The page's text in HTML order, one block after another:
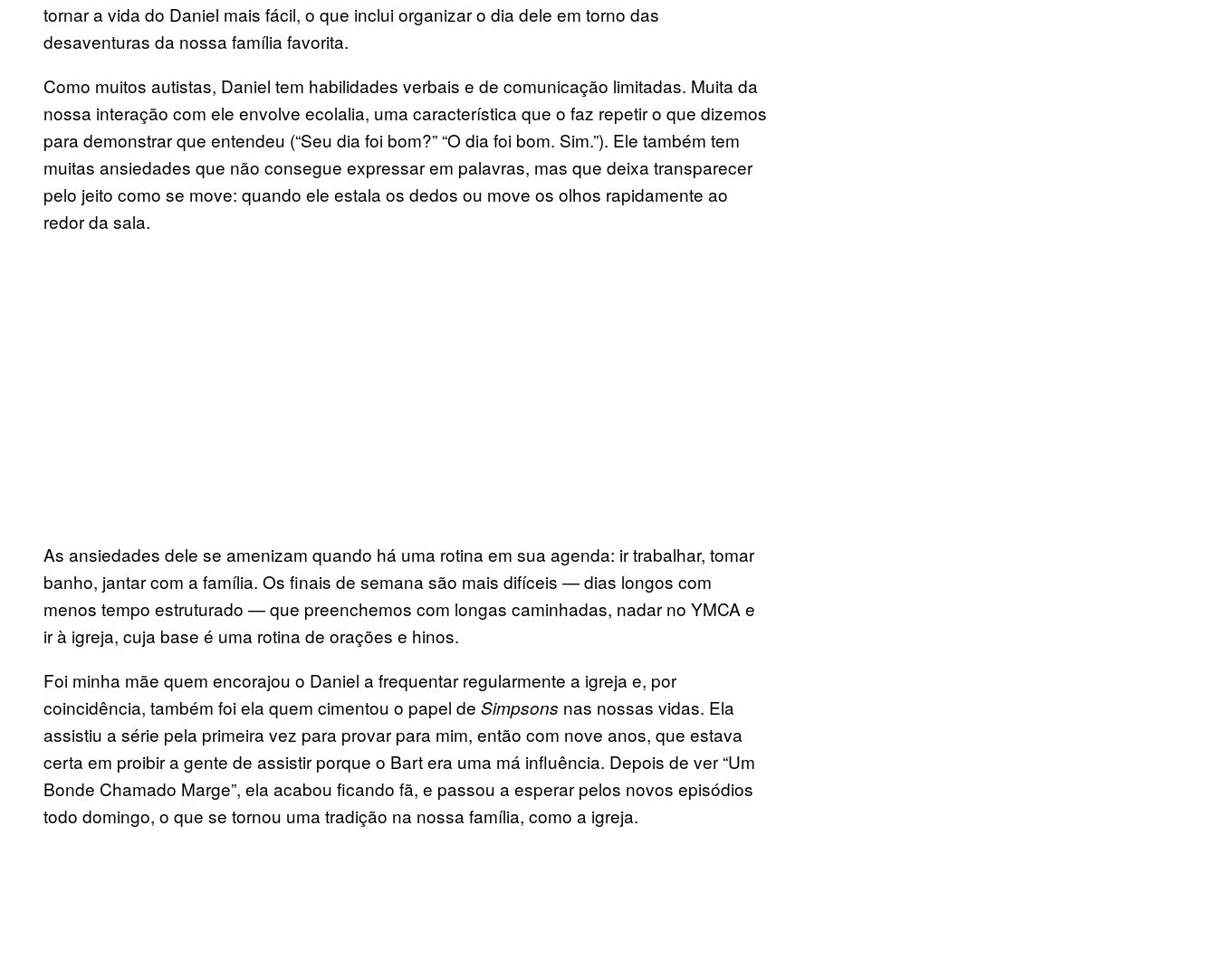
tornar a vida do Daniel mais fácil, o que inclui organizar o dia dele em torno das
desaventuras da nossa família favorita.
Como muitos autistas, Daniel tem habilidades verbais e de comunicação limitadas. Muita da
nossa interação com ele envolve ecolalia, uma característica que o faz repetir o que dizemos
para demonstrar que entendeu (“Seu dia foi bom?” “O dia foi bom. Sim.”). Ele também tem
muitas ansiedades que não consegue expressar em palavras, mas que deixa transparecer
pelo jeito como se move: quando ele estala os dedos ou move os olhos rapidamente ao
redor da sala.
As ansiedades dele se amenizam quando há uma rotina em sua agenda: ir trabalhar, tomar
banho, jantar com a família. Os finais de semana são mais difíceis — dias longos com
menos tempo estruturado — que preenchemos com longas caminhadas, nadar no YMCA e
ir à igreja, cuja base é uma rotina de orações e hinos.
Foi minha mãe quem encorajou o Daniel a frequentar regularmente a igreja e, por
coincidência, também foi ela quem cimentou o papel de Simpsons nas nossas vidas. Ela
assistiu a série pela primeira vez para provar para mim, então com nove anos, que estava
certa em proibir a gente de assistir porque o Bart era uma má influência. Depois de ver “Um
Bonde Chamado Marge”, ela acabou ficando fã, e passou a esperar pelos novos episódios
todo domingo, o que se tornou uma tradição na nossa família, como a igreja.